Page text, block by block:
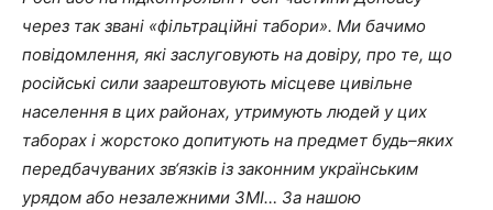
через так звані «фільтраційні табори». Ми бачимо
повідомлення, які заслуговують на довіру, про те, що
російські сили заарештовують місцеве цивільне
населення в цих районах, утримують людей уцих
таборах і жорстоко допитують на предмет будь–яких
передбачуваних зв‘язків із законним українським
урядом або незалежними ЗМІ… За нашою